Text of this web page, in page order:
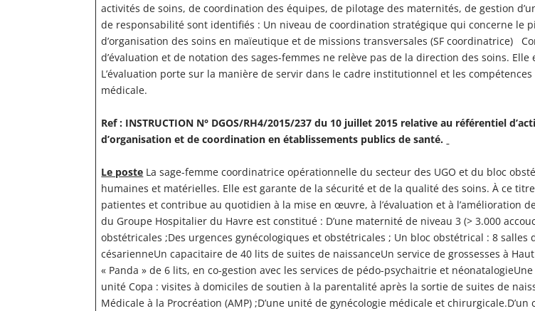
activités de soins, de coordination des équipes, de pilotage des maternités, de gestion
de responsabilité sont identifiés : Un niveau de coordination stratégique qui concerne le
d’organisation des soins en maïeutique et de missions transversales (SF coordinatrice)
d’évaluation et de notation des sages-femmes ne relève pas de la direction des soins.
L’évaluation porte sur la manière de servir dans le cadre institutionnel et les
médicale.
Ref : INSTRUCTION N° DGOS/RH4/2015/237 du 10 juillet 2015 relative au référentiel
d’organisation et de coordination en établissements publics de santé.
Le poste La sage-femme coordinatrice opérationnelle du secteur des UGO et du bloc
humaines et matérielles. Elle est garante de la sécurité et de la qualité des soins. À ce
patientes et contribue au quotidien à la mise en œuvre, à l’évaluation et à l’amélioration
du Groupe Hospitalier du Havre est constitué : D’une maternité de niveau 3 (> 3.000
obstétricales ;Des urgences gynécologiques et obstétricales ; Un bloc obstétrical : 8 salles
césarienneUn capacitaire de 40 lits de suites de naissanceUn service de grossesses à
« Panda » de 6 lits, en co-gestion avec les services de pédo-psychaitrie et
unité Copa : visites à domiciles de soutien à la parentalité après la sortie de suites de
Médicale à la Procréation (AMP) ;D’une unité de gynécologie médicale et